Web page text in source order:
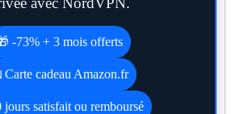
-73% + 3 mois offerts
cadeau Amazon.fr
jours satisfait ou remboursé